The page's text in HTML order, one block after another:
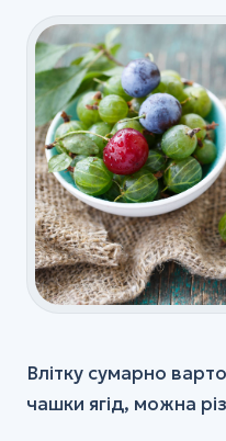
ЭКГ
УЗД
ХІРУРГІЯ
Хірургія
Флебологія
Ортопедія та
Анестезія
Всі послуги
Влітку сумарно
чашки ягід, можна